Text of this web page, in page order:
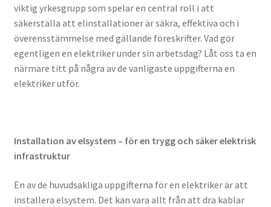
viktig yrkesgrupp som spelar en central roll i att
säkerställa att elinstallationer är säkra, effektiva och i
överensstämmelse med gällande föreskrifter. Vad gör
egentligen en elektriker under sin arbetsdag? Låt oss ta en
närmare titt på några av de vanligaste uppgifterna en
elektriker utför.
Installation av elsystem – för en trygg och säker elektrisk
infrastruktur
En av de huvudsakliga uppgifterna för en elektriker är att
installera elsystem. Det kan vara allt från att dra kablar